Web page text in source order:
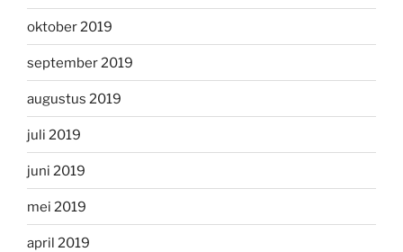
oktober 2019
september 2019
augustus 2019
juli 2019
juni 2019
mei 2019
april 2019